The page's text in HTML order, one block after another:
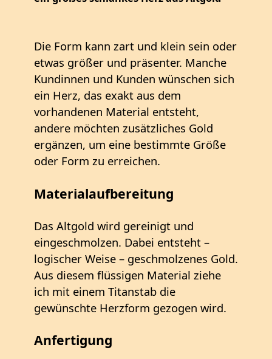
Die Form kann zart und klein sein oder
etwas größer und präsenter. Manche
Kundinnen und Kunden wünschen sich
ein Herz, das exakt aus dem
vorhandenen Material entsteht,
andere möchten zusätzliches Gold
ergänzen, um eine bestimmte Größe
oder Form zu erreichen.
Materialaufbereitung
Das Altgold wird gereinigt und
eingeschmolzen. Dabei entsteht –
logischer Weise – geschmolzenes Gold.
Aus diesem flüssigen Material ziehe
ich mit einem Titanstab die
gewünschte Herzform gezogen wird.
Anfertigung